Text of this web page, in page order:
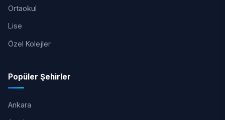
Ortaokul
Lise
Özel Kolejler
Popüler Şehirler
Ankara